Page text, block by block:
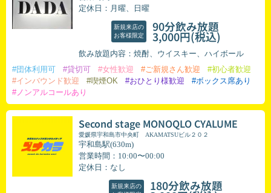
定休日：月曜、日曜
新規来店の
お客様限定
90分飲み放題
3,000円(税込)
飲み放題内容：焼酎、ウイスキー、ハイボール
#団体利用可 #貸切可 #女性歓迎 #ご新規さん歓迎
#初心者歓迎
#インバウンド歓迎
#喫煙OK #おひとり様歓迎
#ボックス席あり
#ノンアルコールあり
Second stage MONOQLO CYALUME
愛媛県宇和島市中央町 AKAMATSUビル２０２
宇和島駅(630m)
営業時間：10:00〜00:00
定休日：なし
新規来店の
180分飲み放題